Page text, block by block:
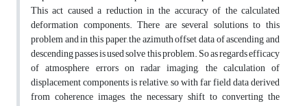
This act caused a reduction in the accuracy of the calculated
deformation components. There are several solutions to this
problem and in this paper, the azimuth offset data of ascending and
descending passes is used solve this problem. So as regards efficacy
of atmosphere errors on radar imaging, the calculation of
displacement components is relative, so with far field data derived
from coherence images, the necessary shift to converting the